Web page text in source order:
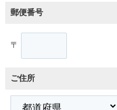
郵便番号
〒
ご住所